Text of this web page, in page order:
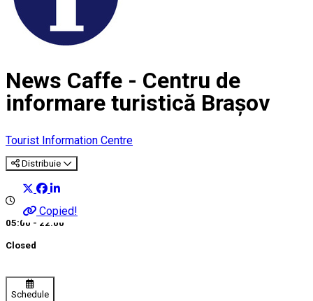
News Caffe - Centru de
informare turistică Brașov
Tourist Information Centre
Distribuie
Copied!
05:00 - 22:00
Closed
Schedule